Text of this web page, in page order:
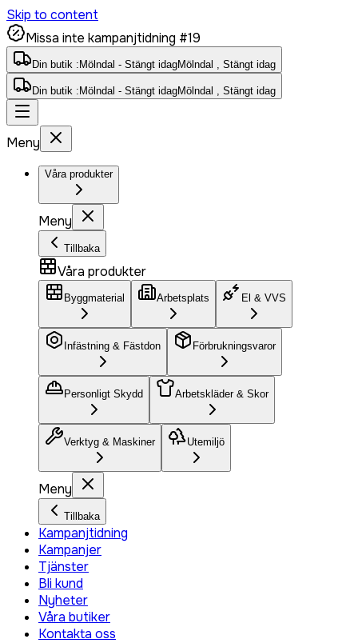
Skip to content
Missa inte kampanjtidning #19
Din butik : Mölndal - Stängt idagMölndal , Stängt idag
Din butik : Mölndal - Stängt idagMölndal , Stängt idag
Meny
Våra produkter
Meny
Tillbaka
Våra produkter
Byggmaterial Arbetsplats El & VVS
Infästning & Fästdon Förbrukningsvaror
Personligt Skydd Arbetskläder & Skor
Verktyg & Maskiner Utemiljö
Meny
Tillbaka
Kampanjtidning
Kampanjer
Tjänster
Bli kund
Nyheter
Våra butiker
Kontakta oss